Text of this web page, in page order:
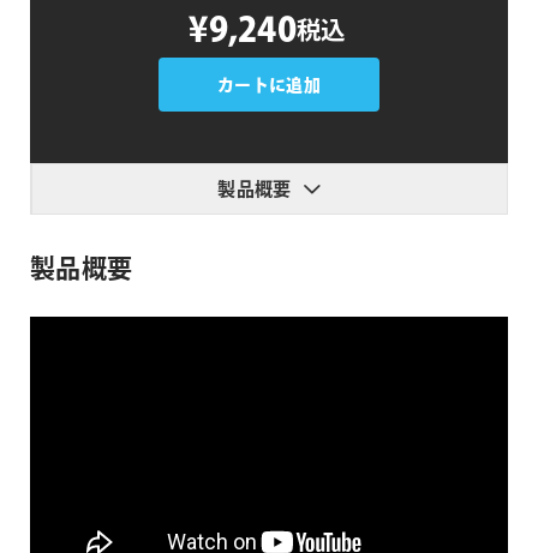
¥9,240税込
カートに追加
製品概要
製品概要